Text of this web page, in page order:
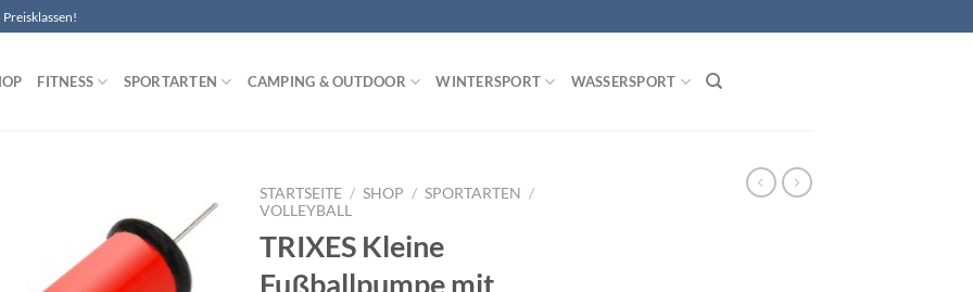
FITNESS SPORTARTEN CAMPING & OUTDOOR WINTERSPORT WASSERSPORT
Zu
Wunschliste
hinzufügen
STARTSEITE / SHOP / SPORTARTEN /
VOLLEYBALL
TRIXES Kleine
Fußballpumpe mit